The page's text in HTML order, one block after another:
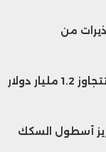
من
المبادلات التجارية بين المغرب والبرازيل تتجاوز 1.2 مليار دولار
أسطول السكك